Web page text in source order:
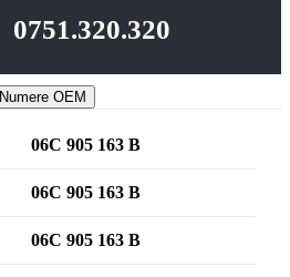
0751.320.320
Numere OEM
06C 905 163 B
06C 905 163 B
06C 905 163 B